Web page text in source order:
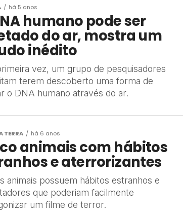
há 5 anos
humano pode ser
do ar, mostra um
inédito
vez, um grupo de pesquisadores
terem descoberto uma forma de
o DNA humano através do ar.
TERRA há 6 anos
animais com hábitos
e aterrorizantes
animais possuem hábitos estranhos e
que poderiam facilmente
um filme de terror.